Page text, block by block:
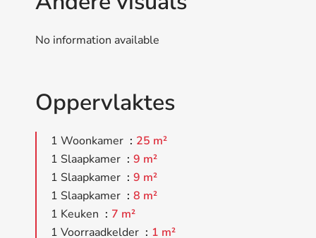
No information available
Oppervlaktes
1 Woonkamer
25 m²
1 Slaapkamer
9 m²
1 Slaapkamer
9 m²
1 Slaapkamer
8 m²
1 Keuken
7 m²
1 Voorraadkelder
1 m²